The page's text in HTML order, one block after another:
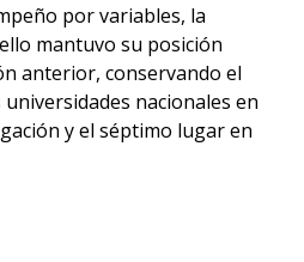
por variables, la
mantuvo su posición
anterior, conservando el
nacionales en
y el séptimo lugar en